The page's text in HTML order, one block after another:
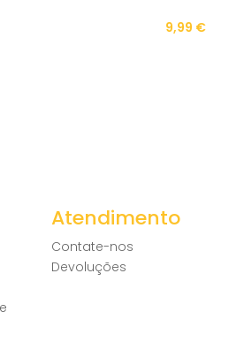
9,99 €
Atendimento
Contate-nos
Devoluções